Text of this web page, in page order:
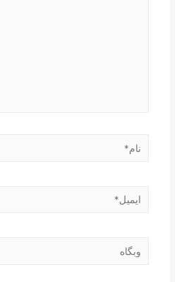
نام*
ایمیل*
وبگاه